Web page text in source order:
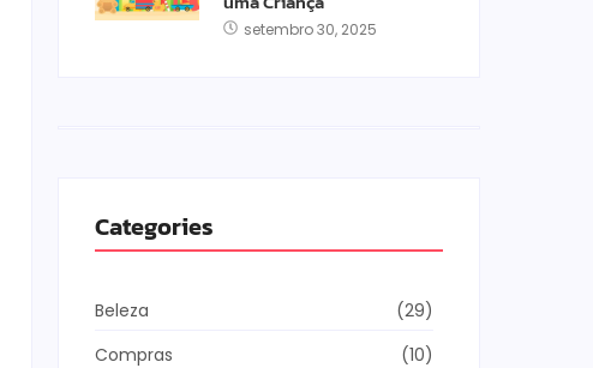
setembro 30, 2025
Categories
Beleza
(29)
Compras
(10)